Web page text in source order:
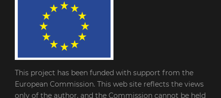
This project has been funded with support from the
European Commission. This web site reflects the views
only of the author, and the Commission cannot be held